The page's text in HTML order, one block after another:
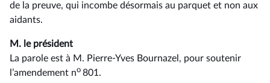
de la preuve, qui incombe désormais au parquet et non aux
aidants.
M. le président
La parole est à M. Pierre-Yves Bournazel, pour soutenir
l’amendement no 801.